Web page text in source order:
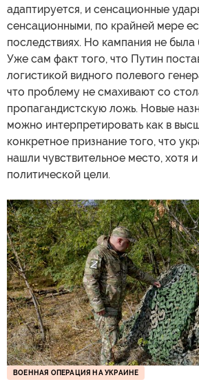
адаптируется, и сенсационные
сенсационными, по крайней мере
последствиях. Но кампания не
Уже сам факт того, что Путин
логистикой видного полевого
что проблему не смахивают со
пропагандистскую ложь. Новые
можно интерпретировать как в
конкретное признание того, что
нашли чувствительное место, хотя
политической цели.
ВОЕННАЯ ОПЕРАЦИЯ НА УКРАИНЕ